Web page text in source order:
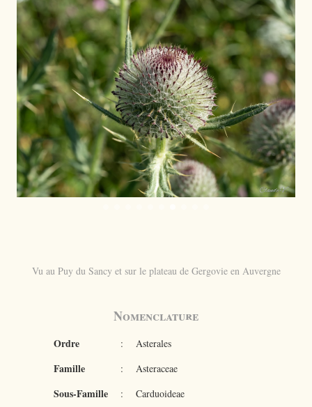
Vu au Puy du Sancy et sur le plateau de Gergovie en Auvergne
Nomenclature
Ordre : Asterales
Famille : Asteraceae
Sous-Famille : Carduoideae